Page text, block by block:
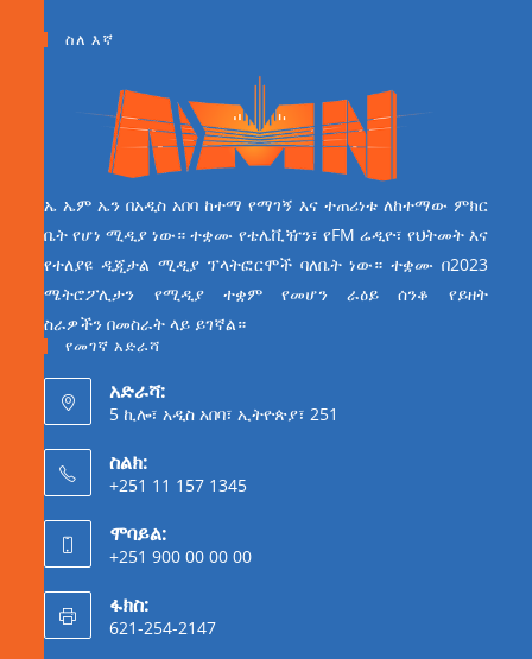
ስለ እኛ
ኤ ኤም ኤን በአዲስ አበባ ከተማ የማገኝ እና ተጠሪነቱ ለከተማው ምክር
ቤት የሆነ ሚዲያ ነው። ተቋሙ የቴሌቪዥን፣ የFM ሬዲዮ፣ የህትመት እና
የተለያዩ ዲጂታል ሚዲያ ፕላትፎርሞች ባለቤት ነው። ተቋሙ በ2023
ሜትሮፖሊታን የሚዲያ ተቋም የመሆን ራዕይ ሰንቆ የይዘት
ስራዎችን በመስራት ላይ ይገኛል።
የመገኛ አድራሻ
አድራሻ:
5 ኪሎ፣ አዲስ አበባ፣ ኢትዮጵያ፣ 251
ስልክ:
+251 11 157 1345
ሞባይል:
+251 900 00 00 00
ፋክስ:
621-254-2147